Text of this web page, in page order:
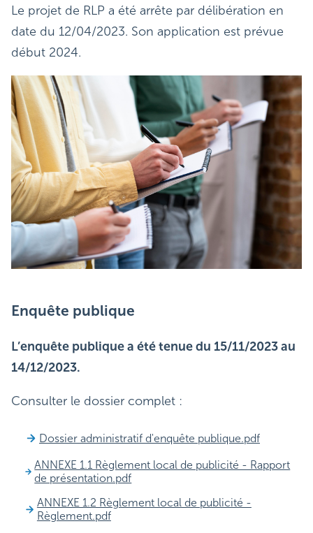
Le projet de RLP a été arrête par délibération en
date du 12/04/2023. Son application est prévue
début 2024.
Enquête publique
L’enquête publique a été tenue du 15/11/2023 au
14/12/2023.
Consulter le dossier complet :
Dossier administratif d'enquête publique.pdf
ANNEXE 1.1 Règlement local de publicité - Rapport
de présentation.pdf
ANNEXE 1.2 Règlement local de publicité -
Règlement.pdf